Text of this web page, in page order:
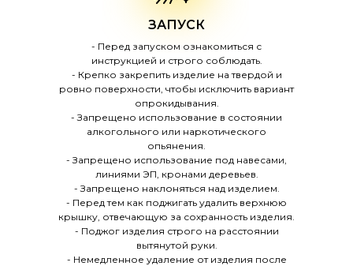
ЗАПУСК
- Перед запуском ознакомиться с
инструкцией и строго соблюдать.
- Крепко закрепить изделие на твердой и
ровно поверхности, чтобы исключить вариант
опрокидывания.
- Запрещено использование в состоянии
алкогольного или наркотического
опьянения.
- Запрещено использование под навесами,
линиями ЭП, кронами деревьев.
- Запрещено наклоняться над изделием.
- Перед тем как поджигать удалить верхнюю
крышку, отвечающую за сохранность изделия.
- Поджог изделия строго на расстоянии
вытянутой руки.
- Немедленное удаление от изделия после